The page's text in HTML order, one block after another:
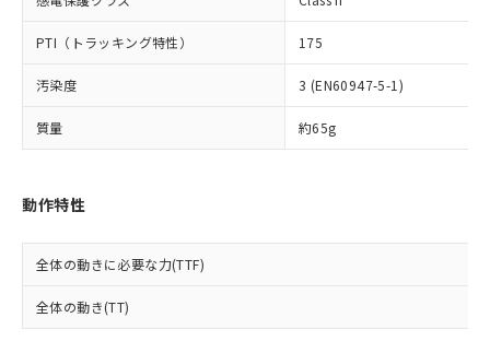
PTI（トラッキング特性） 175
汚染度 3 (EN60947-5-1)
質量 約65g
動作特性
全体の動きに必要な力(TTF)
全体の動き(TT)
お客様が当ウェブサイト上で当社にご
登録された部品リストについて、当社
および当社の共同利用者が、当社の製
品・サービスに関するお客様との取
引・商談に必要な範囲で利用すること
※3 非含有証明書ダウンロード
下記の非含有証明書をダウンロードするこ
EU RoHS指令（10物質）の非含有証明書
ものではありません。
また、RoHS指令のフタル酸エステル類４
荷製品に未対応品が混在することから備考
キャンセル